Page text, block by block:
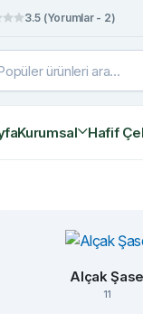
3.5 (Yorumlar - 2)
Kurumsal Hafif
Alçak Şase
11